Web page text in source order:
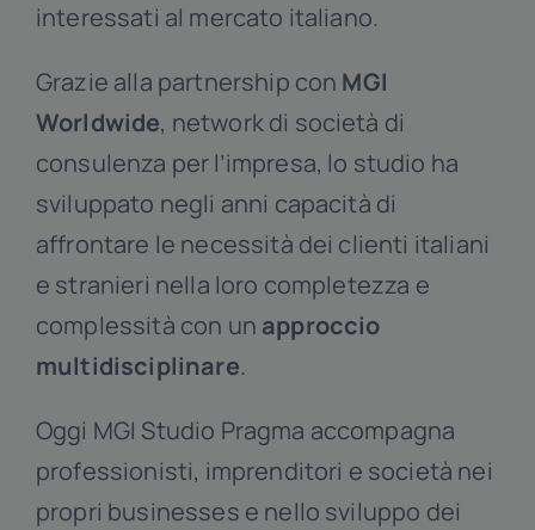
interessati al mercato italiano.
Grazie alla partnership con MGI
Worldwide, network di società di
consulenza per l’impresa, lo studio ha
sviluppato negli anni capacità di
affrontare le necessità dei clienti italiani
e stranieri nella loro completezza e
complessità con un approccio
multidisciplinare.
Oggi MGI Studio Pragma accompagna
professionisti, imprenditori e società nei
propri businesses e nello sviluppo dei